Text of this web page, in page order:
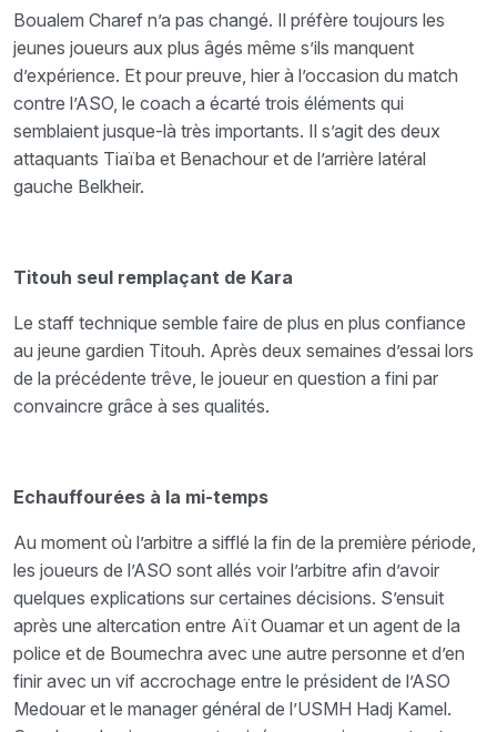
Boualem Charef n’a pas changé. Il préfère toujours les
jeunes joueurs aux plus âgés même s’ils manquent
d’expérience. Et pour preuve, hier à l’occasion du match
contre l’ASO, le coach a écarté trois éléments qui
semblaient jusque-là très importants. Il s’agit des deux
attaquants Tiaïba et Benachour et de l’arrière latéral
gauche Belkheir.
Titouh seul remplaçant de Kara
Le staff technique semble faire de plus en plus confiance
au jeune gardien Titouh. Après deux semaines d’essai lors
de la précédente trêve, le joueur en question a fini par
convaincre grâce à ses qualités.
Echauffourées à la mi-temps
Au moment où l’arbitre a sifflé la fin de la première période,
les joueurs de l’ASO sont allés voir l’arbitre afin d’avoir
quelques explications sur certaines décisions. S’ensuit
après une altercation entre Aït Ouamar et un agent de la
police et de Boumechra avec une autre personne et d’en
finir avec un vif accrochage entre le président de l’ASO
Medouar et le manager général de l’USMH Hadj Kamel.